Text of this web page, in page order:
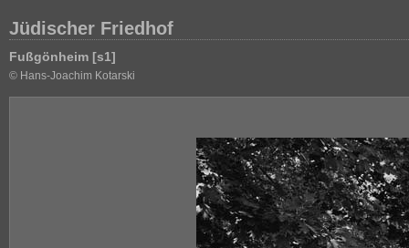
Jüdischer Friedhof
Fußgönheim [s1]
© Hans-Joachim Kotarski